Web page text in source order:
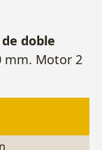
doble
mm. Motor 2